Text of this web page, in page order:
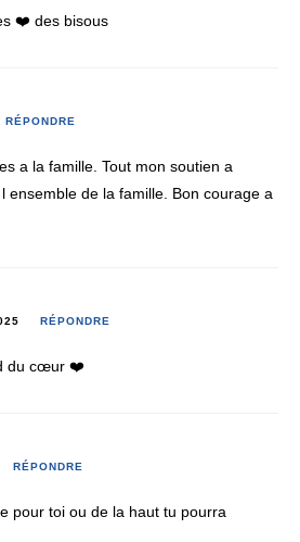
❤️ des bisous
RÉPONDRE
a la famille. Tout mon soutien a
ensemble de la famille. Bon courage a
RÉPONDRE
du cœur ❤️
RÉPONDRE
pour toi ou de la haut tu pourra